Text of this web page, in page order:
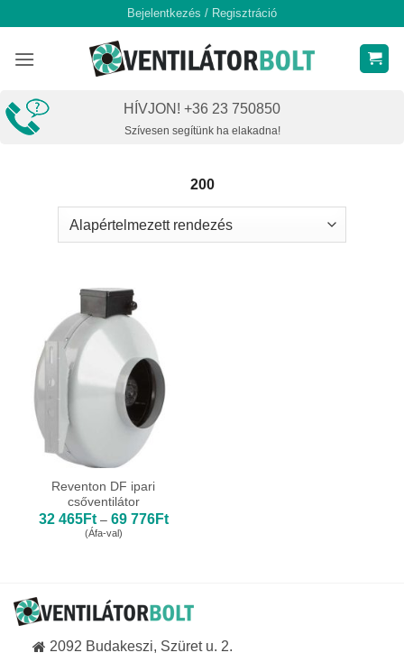
content
Bejelentkezés / Regisztráció
HÍVJON! +36 23 750850
Szívesen segítünk ha elakadna!
200
Reventon DF ipari
csőventilátor
32 465Ft – 69 776FtÁrtartomány:
(Áfa-val)
2092 Budakeszi, Szüret u. 2.